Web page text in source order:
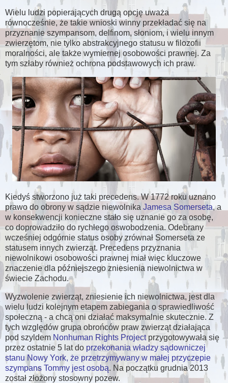
Wielu ludzi popierających drugą opcję uważa
równocześnie, że takie wnioski winny przekładać się na
przyznanie szympansom, delfinom, słoniom, i wielu innym
zwierzętom, nie tylko abstrakcyjnego statusu w filozofii
moralności, ale także wymiernej osobowości prawnej. Za
tym szłaby również ochrona podstawowych ich praw.
Kiedyś stworzono już taki precedens. W 1772 roku uznano
prawo do obrony w sądzie niewolnika Jamesa Somerseta, a
w konsekwencji konieczne stało się uznanie go za osobę,
co doprowadziło do rychłego oswobodzenia. Odebrany
wcześniej odgórnie status osoby zrównał Somerseta ze
statusem innych zwierząt. Precedens przyznania
niewolnikowi osobowości prawnej miał więc kluczowe
znaczenie dla późniejszego zniesienia niewolnictwa w
świecie Zachodu.
Wyzwolenie zwierząt, zniesienie ich niewolnictwa, jest dla
wielu ludzi kolejnym etapem zabiegania o sprawiedliwość
społeczną - a chcą oni działać maksymalnie skutecznie. Z
tych względów grupa obrońców praw zwierząt działająca
pod szyldem Nonhuman Rights Projectprzygotowywała się
przez ostatnie 5 lat do przekonania władzy sądowniczej
stanu Nowy York, że przetrzymywany w małej przyczepie
szympans Tommy jest osobą. Na początku grudnia 2013
został złożony stosowny pozew.